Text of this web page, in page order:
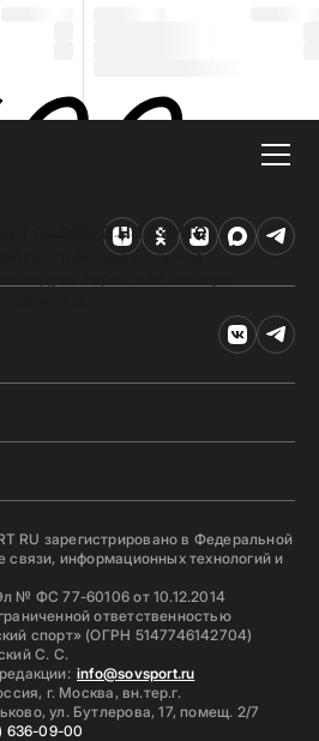
ошибка на сайте
Чтобы найти нужную
RU зарегистрировано в Федеральной
связи, информационных технологий и
№ ФС 77-60106 от 10.12.2014
ответственностью
спорт» (ОГРН 5147746142704)
С. С.
info@sovsport.ru
г. Москва, вн.тер.г.
ул. Бутлерова, 17, помещ. 2/7
636-09-00